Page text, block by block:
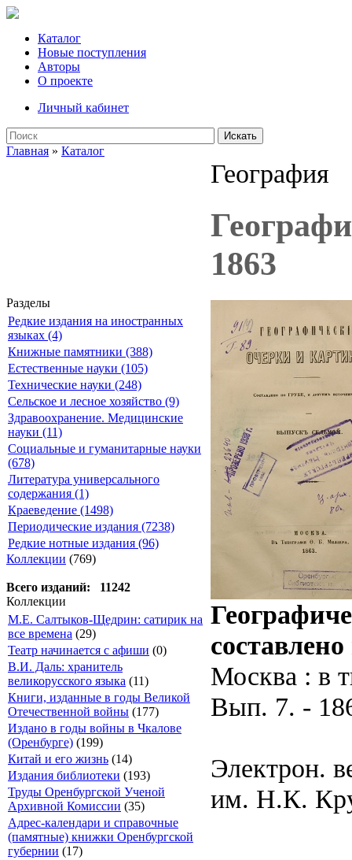
Каталог
Новые поступления
Авторы
О проекте
Личный кабинет
Искать
Главная » Каталог
Разделы
Редкие издания на иностранных
языках (4)
Книжные памятники (388)
Естественные науки (105)
Технические науки (248)
Сельское и лесное хозяйство (9)
Здравоохранение. Медицинские
науки (11)
Социальные и гуманитарные науки
(678)
Литература универсального
содержания (1)
Краеведение (1498)
Периодические издания (7238)
Редкие нотные издания (96)
Коллекции (769)
Всего изданий: 11242
Коллекции
М.Е. Салтыков-Щедрин: сатирик на
все времена (29)
Театр начинается с афиши (0)
В.И. Даль: хранитель
великорусского языка (11)
Книги, изданные в годы Великой
Отечественной войны (177)
Издано в годы войны в Чкалове
(Оренбурге) (199)
Китай и его жизнь (14)
Издания библиотеки (193)
Труды Оренбургской Ученой
Архивной Комиссии (35)
Адрес-календари и справочные
(памятные) книжки Оренбургской
губернии (17)
География
1863
Москва : в
Вып. 7. -
Электрон.
им. Н.К.